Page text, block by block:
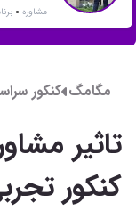
مشاوره
مگامگ کنکور
تاثیر
کنکور